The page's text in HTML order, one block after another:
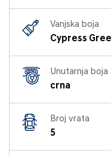
Vanjska boja
Cypress
Unutarnja boja
crna
Broj vrata
5